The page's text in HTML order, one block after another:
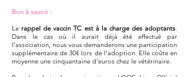
Bon à savoir :
Lerappel de vaccin TC est à la charge des adoptants.
Dans le cas où il aurait déjà été effectué par
l'association, nous vous demanderons une participation
supplémentaire de 30€ lors de l'adoption. Elle coûte en
moyenne une cinquantaine d'euros chez le vétérinaire.